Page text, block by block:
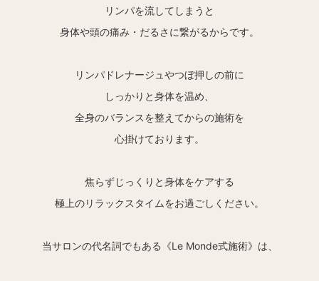
リンパを流してしまうと
身体や頭の痛み・だるさに繋がるからです。
リンパドレナージュやつぼ押しの前に
しっかりと身体を温め、
全身のバランスを整えてからの施術を
心掛けております。
焦らずじっくりと身体をケアする
極上のリラックスタイムをお過ごしください。
当サロンの代名詞でもある《Le Monde式施術》は、